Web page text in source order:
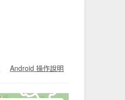
Android 操作說明